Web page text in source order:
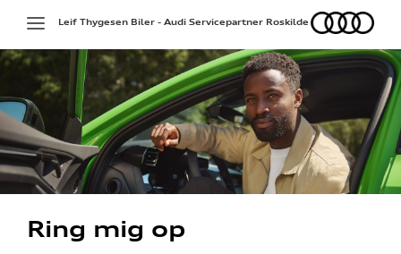
Toggle
navigation
Audi
Leif Thygesen Biler - Audi Servicepartner Roskilde
Ring mig op